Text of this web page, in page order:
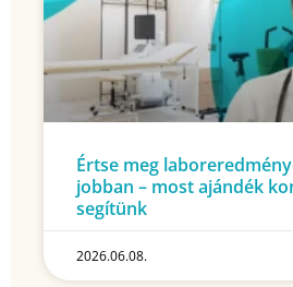
Értse meg
jobban – most ajándék
segítünk
2026.06.08.